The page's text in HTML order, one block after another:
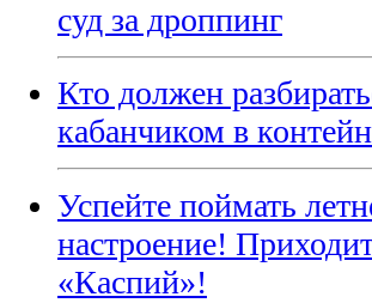
суд за дроппинг
Кто должен
кабанчиком в
Успейте поймать
настроение!
«Каспий»!